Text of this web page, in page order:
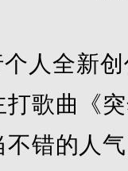
全新创
歌曲《
错的人